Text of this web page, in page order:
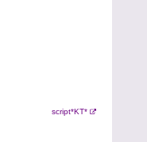
script*KT*